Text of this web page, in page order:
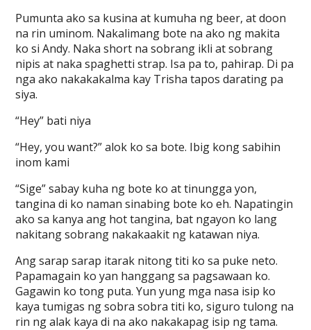
Pumunta ako sa kusina at kumuha ng beer, at doon
na rin uminom. Nakalimang bote na ako ng makita
ko si Andy. Naka short na sobrang ikli at sobrang
nipis at naka spaghetti strap. Isa pa to, pahirap. Di pa
nga ako nakakakalma kay Trisha tapos darating pa
siya.
“Hey” bati niya
“Hey, you want?” alok ko sa bote. Ibig kong sabihin
inom kami
“Sige” sabay kuha ng bote ko at tinungga yon,
tangina di ko naman sinabing bote ko eh. Napatingin
ako sa kanya ang hot tangina, bat ngayon ko lang
nakitang sobrang nakakaakit ng katawan niya.
Ang sarap sarap itarak nitong titi ko sa puke neto.
Papamagain ko yan hanggang sa pagsawaan ko.
Gagawin ko tong puta. Yun yung mga nasa isip ko
kaya tumigas ng sobra sobra titi ko, siguro tulong na
rin ng alak kaya di na ako nakakapag isip ng tama.